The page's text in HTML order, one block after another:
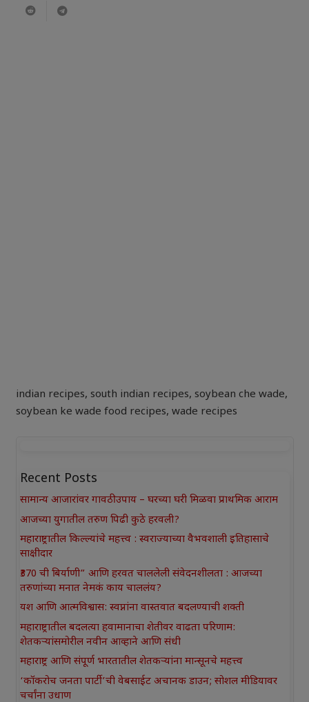
indian recipes, south indian recipes, soybean che wade,
soybean ke wade food recipes, wade recipes
Recent Posts
सामान्य आजारांवर गावठी उपाय – घरच्या घरी मिळवा प्राथमिक आराम
आजच्या युगातील तरुण पिढी कुठे हरवली?
महाराष्ट्रातील किल्ल्यांचे महत्त्व : स्वराज्याच्या वैभवशाली इतिहासाचे
साक्षीदार
₹370 ची बिर्याणी” आणि हरवत चाललेली संवेदनशीलता : आजच्या
तरुणांच्या मनात नेमकं काय चाललंय?
यश आणि आत्मविश्वास: स्वप्नांना वास्तवात बदलण्याची शक्ती
महाराष्ट्रातील बदलत्या हवामानाचा शेतीवर वाढता परिणाम:
शेतकऱ्यांसमोरील नवीन आव्हाने आणि संधी
महाराष्ट्र आणि संपूर्ण भारतातील शेतकऱ्यांना मान्सूनचे महत्त्व
‘कॉकरोच जनता पार्टी’ची वेबसाईट अचानक डाउन; सोशल मीडियावर
चर्चांना उधाण